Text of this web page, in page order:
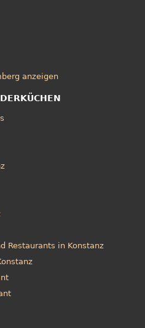
anzeigen
Restaurants in Konstanz